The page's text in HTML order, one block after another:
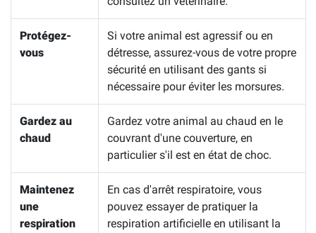
Protégez-
vous
Si votre animal est agressif ou en
détresse, assurez-vous de votre propre
sécurité en utilisant des gants si
nécessaire pour éviter les morsures.
Gardez au
chaud
Gardez votre animal au chaud en le
couvrant d'une couverture, en
particulier s'il est en état de choc.
Maintenez
une
respiration
En cas d'arrêt respiratoire, vous
pouvez essayer de pratiquer la
respiration artificielle en utilisant la